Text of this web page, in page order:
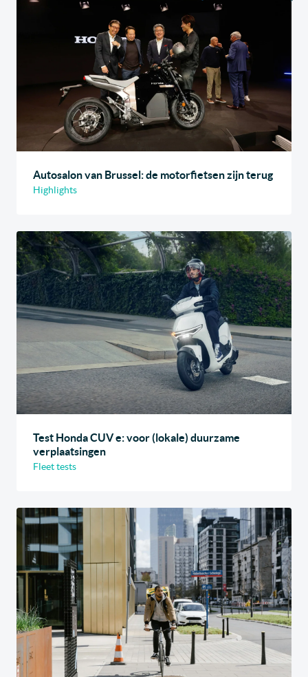
Autosalon van Brussel: de motorfietsen zijn terug
Highlights
Test Honda CUV e: voor (lokale) duurzame
verplaatsingen
Fleet tests